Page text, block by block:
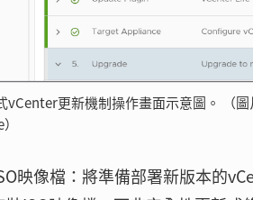
vCenter更新機制操作畫面示意圖。 （
映像檔：將準備部署新版本的